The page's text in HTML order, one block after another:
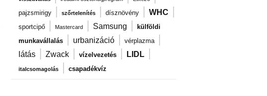
pajzsmirigy | szőrtelenítés | dísznövény | WHC |
sportcipő | Mastercard | Samsung |
külföldi
munkavállalás | urbanizáció | vérplazma |
látás | Zwack | vízelvezetés | LIDL |
italcsomagolás | csapadékvíz